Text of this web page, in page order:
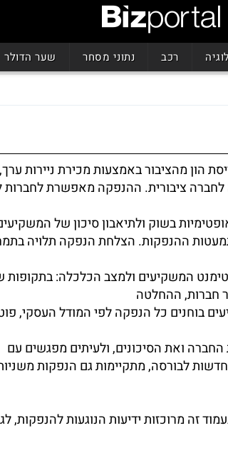
רכב נתוני מסחר שער הדולר
הון מהציבור באמצעות מכירת ניירות
לחברה ציבורית. ההנפקה מאפשרת לחברות
בשוק ולתיאבון סיכון של
ההנפקות. הצלחת הנפקה תלויה
המשקיעים ולמצב הכלכלה: בתקופות
חברות, ההחלטה
בוחנים כל הנפקה לפי המודל העסקי,
ואת הסיכונים, ולעיתים מפגשים עם
לבורסה, מתקיימות גם הנפקות
זה מרוכזות ידיעות הנוגעות להנפקות,